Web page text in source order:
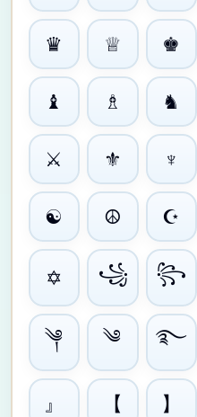
♛ ♕ ♚
♝ ♗ ♞
⚔ ⚜ ♆
☯ ☮ ☪
✡ ꧁ ꧂
༆ ༄ ࿐
』 【 】